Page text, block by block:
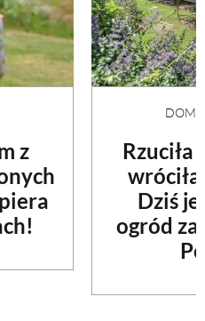
z
DOMY
Rzuciła
Dziś
ogród